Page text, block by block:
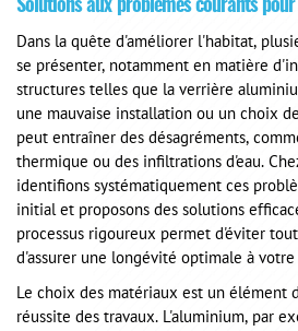
Solutions aux problèmes courants
Dans la quête d'améliorer l'habitat,
se présenter, notamment en matière
structures telles que la verrière
une mauvaise installation ou un choix
peut entraîner des désagréments,
thermique ou des infiltrations d'eau.
identifions systématiquement ces
initial et proposons des solutions
processus rigoureux permet d'éviter
d'assurer une longévité optimale à
Le choix des matériaux est un élément
réussite des travaux. L'aluminium, par